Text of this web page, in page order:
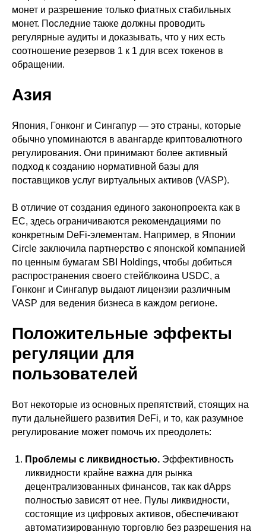
монет и разрешение только фиатных стабильных
монет. Последние также должны проводить
регулярные аудиты и доказывать, что у них есть
соотношение резервов 1 к 1 для всех токенов в
обращении.
Азия
Япония, Гонконг и Сингапур — это страны, которые
обычно упоминаются в авангарде криптовалютного
регулирования. Они принимают более активный
подход к созданию нормативной базы для
поставщиков услуг виртуальных активов (VASP).
В отличие от создания единого законопроекта как в
ЕС, здесь ограничиваются рекомендациями по
конкретным DeFi-элементам. Например, в Японии
Circle заключила партнерство с японской компанией
по ценным бумагам SBI Holdings, чтобы добиться
распространения своего стейблкоина USDC, а
Гонконг и Сингапур выдают лицензии различным
VASP для ведения бизнеса в каждом регионе.
Положительные эффекты
регуляции для
пользователей
Вот некоторые из основных препятствий, стоящих на
пути дальнейшего развития DeFi, и то, как разумное
регулирование может помочь их преодолеть:
Проблемы с ликвидностью. Эффективность
ликвидности крайне важна для рынка
децентрализованных финансов, так как dApps
полностью зависят от нее. Пулы ликвидности,
состоящие из цифровых активов, обеспечивают
автоматизированную торговлю без разрешения на